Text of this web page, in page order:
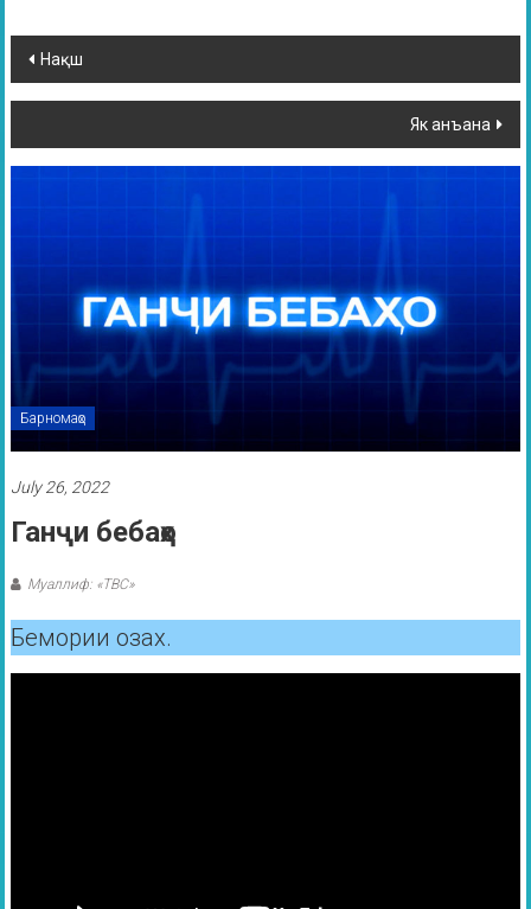
Нақш
Як анъана
Барномаҳо
July 26, 2022
Ганҷи бебаҳо
Муаллиф: «ТВС»
Бемории озах.